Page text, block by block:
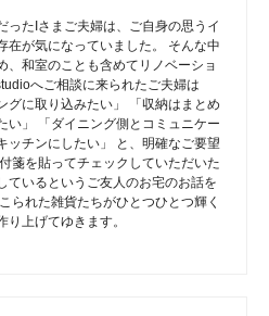
ったIさまご夫婦は、ご自身の思うイ
在が気になっていました。 そんな中
、和室のことも含めてリノベーショ
へご相談に来られたご夫婦は
グに取り込みたい」 「収納はまとめ
い」 「ダイニング側とコミュニケー
ッチンにしたい」 と、明確なご要望
箋を貼ってチェックしていただいた
ているというご友人のお宅のお話を
られた雑貨たちがひとつひとつ輝く
り上げてゆきます。